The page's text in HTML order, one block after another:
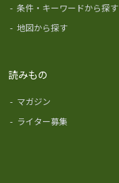
- 条件・キーワードから探す
- 地図から探す
読みもの
- マガジン
- ライター募集